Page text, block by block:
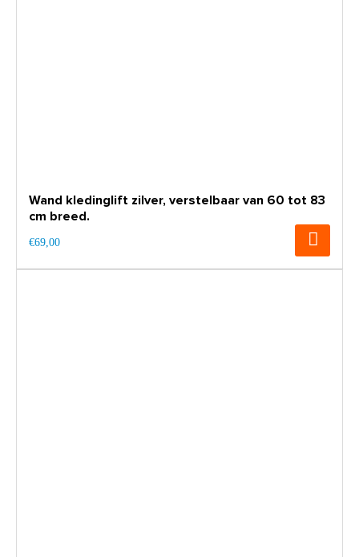
Wand kledinglift zilver, verstelbaar van 60 tot 83
cm breed.
€69,00